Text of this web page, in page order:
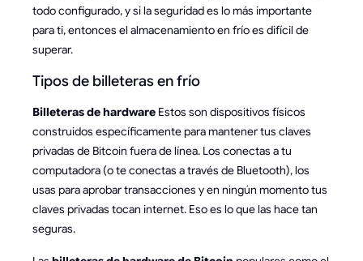
todo configurado, y si la seguridad es lo más importante
para ti, entonces el almacenamiento en frío es difícil de
superar.
Tipos de billeteras en frío
Billeteras de hardware Estos son dispositivos físicos
construidos específicamente para mantener tus claves
privadas de Bitcoin fuera de línea. Los conectas a tu
computadora (o te conectas a través de Bluetooth), los
usas para aprobar transacciones y en ningún momento tus
claves privadas tocan internet. Eso es lo que las hace tan
seguras.